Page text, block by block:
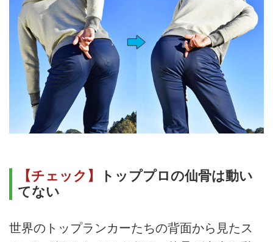
【チェック】
トッププロの仙骨は動い
てない
世界のトップランカーたちの背面から見たス